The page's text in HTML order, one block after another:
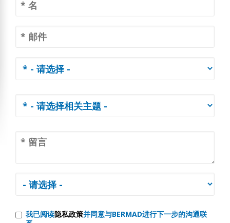
我已阅读隐私政策并同意与BERMAD进行下一步的沟通联